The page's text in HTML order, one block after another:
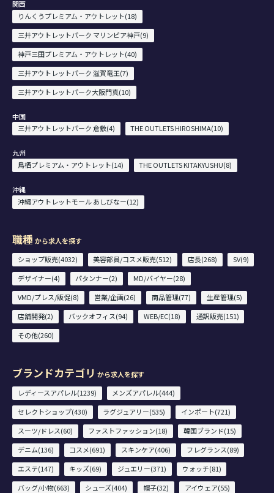
関西
りんくうプレミアム・アウトレット(18)
三井アウトレットパーク マリンピア神戸(9)
神戸三田プレミアム・アウトレット(40)
三井アウトレットパーク 滋賀竜王(7)
三井アウトレットパーク大阪門真(10)
中国
三井アウトレットパーク 倉敷(4)
THE OUTLETS HIROSHIMA(10)
九州
鳥栖プレミアム・アウトレット(14)
THE OUTLETS KITAKYUSHU(8)
沖縄
沖縄アウトレットモール あしびなー(12)
職種 から求人を探す
ショップ販売(4032)
美容部員/コスメ販売(512) 店長(268)
SV(9)
デザイナー(4)
パタンナー(2)
MD/バイヤー(28)
VMD/プレス/販促(8)
営業/企画(26) 商品管理(77)
生産管理(5)
店舗開発(2)
バックオフィス(94) WEB/EC(18)
通訳販売(151)
その他(260)
ブランドカテゴリ から求人を探す
レディースアパレル(1239)
メンズアパレル(444)
セレクトショップ(430)
ラグジュアリー(535)
インポート(721)
スーツ/ドレス(60)
ファストファッション(18)
韓国ブランド(15)
デニム(136)
コスメ(691) スキンケア(406)
フレグランス(89)
エステ(147)
キッズ(69) ジュエリー(371)
ウォッチ(81)
バッグ/小物(663)
シューズ(404) 帽子(32)
アイウェア(55)